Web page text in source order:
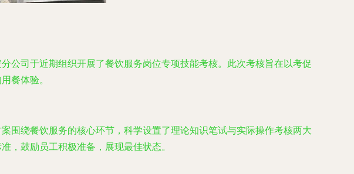
公司于近期组织开展了餐饮服务岗位专项技能考核。此次考核旨在以考促
餐体验。
围绕餐饮服务的核心环节，科学设置了理论知识笔试与实际操作考核两大
，鼓励员工积极准备，展现最佳状态。